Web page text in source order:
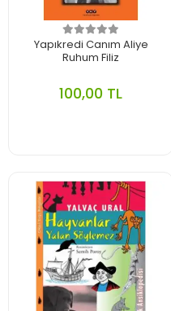
Yapıkredi Canım Aliye
Ruhum Filiz
100,00 TL